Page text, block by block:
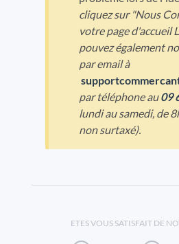
cliquez sur "Nous
votre page d'accueil
pouvez également
par email à
par téléphone au09
lundi au samedi, de
non surtaxé).
ETES VOUS SATISFAIT DE